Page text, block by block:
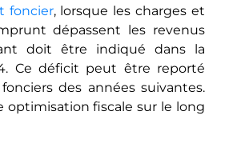
foncier, lorsque les charges et
dépassent les revenus
doit être indiqué dans la
Ce déficit peut être reporté
des années suivantes.
optimisation fiscale sur le long